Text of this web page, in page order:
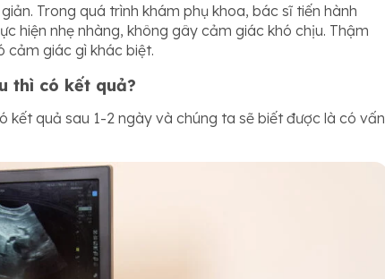
Trong quá trình khám phụ khoa, bác sĩ tiến hành
hiện nhẹ nhàng, không gây cảm giác khó chịu. Thậm
cảm giác gì khác biệt.
thì có kết quả?
quả sau 1-2 ngày và chúng ta sẽ biết được là có vấn